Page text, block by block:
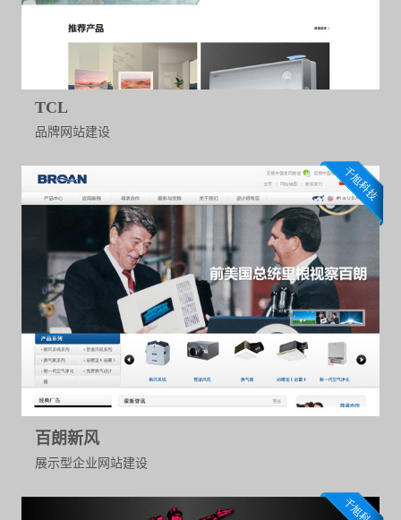
TCL
品牌网站建设
百朗新风
展示型企业网站建设